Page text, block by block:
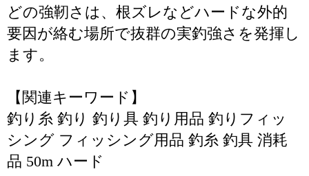
どの強靭さは、根ズレなどハードな外的
要因が絡む場所で抜群の実釣強さを発揮し
ます。
【関連キーワード】
釣り糸 釣り 釣り具 釣り用品 釣りフィッ
シング フィッシング用品 釣糸 釣具 消耗
品 50m ハード